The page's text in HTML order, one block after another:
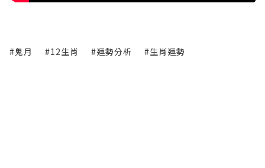
#鬼月 #12生肖 #運勢分析 #生肖運勢